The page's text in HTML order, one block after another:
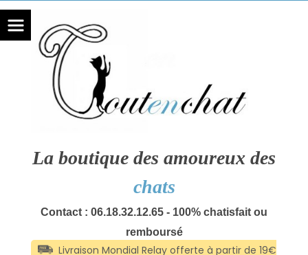
La boutique des amoureux des
chats
Contact : 06.18.32.12.65 - 100% chatisfait ou
remboursé